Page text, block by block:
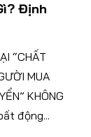
Định
“CHẤT
MUA
KHÔNG
động...